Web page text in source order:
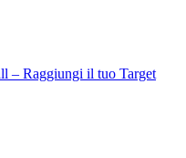
– Raggiungi il tuo Target